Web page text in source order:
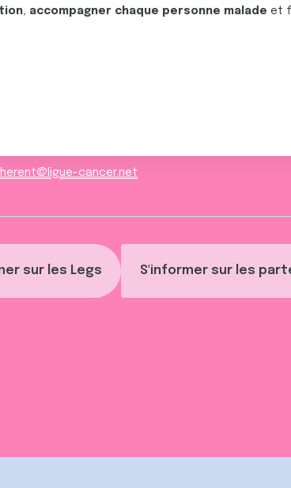
sur les Legs S'informer sur les
, accompagner chaque personne malade et
cancer.net